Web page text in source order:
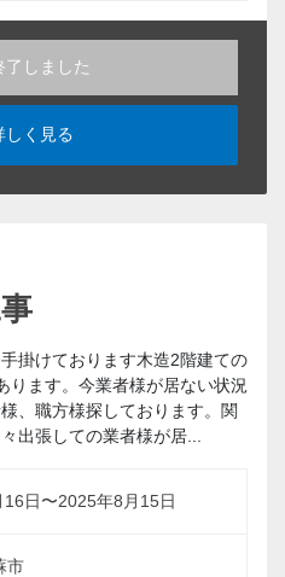
了しました
しく見る
掛けております木造2階建ての
ります。今業者様が居ない状況
、職方様探しております。関
出張しての業者様が居...
16日〜2025年8月15日
市